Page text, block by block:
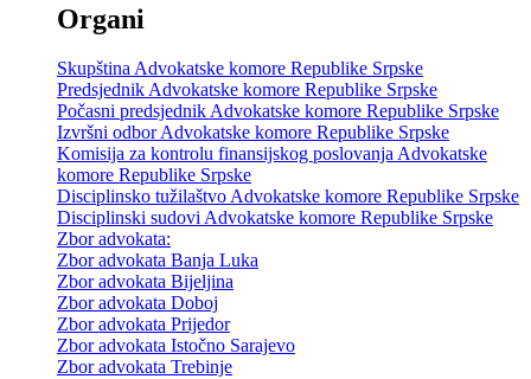
Organi
Skupština Advokatske komore Republike Srpske
Predsjednik Advokatske komore Republike Srpske
Počasni predsjednik Advokatske komore Republike Srpske
Izvršni odbor Advokatske komore Republike Srpske
Komisija za kontrolu finansijskog poslovanja Advokatske
komore Republike Srpske
Disciplinsko tužilaštvo Advokatske komore Republike Srpske
Disciplinski sudovi Advokatske komore Republike Srpske
Zbor advokata:
Zbor advokata Banja Luka
Zbor advokata Bijeljina
Zbor advokata Doboj
Zbor advokata Prijedor
Zbor advokata Istočno Sarajevo
Zbor advokata Trebinje